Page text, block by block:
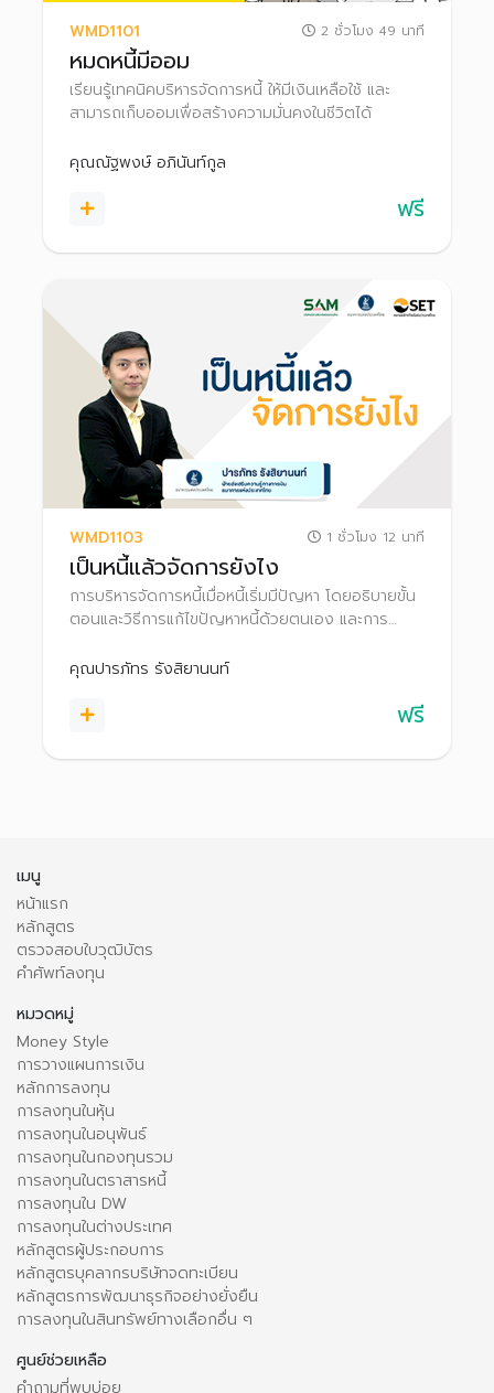
WMD1101 2 ชั่วโมง 49 นาที
หมดหนี้มีออม
เรียนรู้เทคนิคบริหารจัดการหนี้ ให้มีเงินเหลือใช้ และ
สามารถเก็บออมเพื่อสร้างความมั่นคงในชีวิตได้
คุณณัฐพงษ์ อภินันท์กูล
ฟรี
WMD1103 1 ชั่วโมง 12 นาที
เป็นหนี้แล้วจัดการยังไง
การบริหารจัดการหนี้เมื่อหนี้เริ่มมีปัญหา โดยอธิบายขั้น
ตอนและวิธีการแก้ไขปัญหาหนี้ด้วยตนเอง และการ
หนี้แล้ว หรือผู้ที่ภาระหนี้เริ่มพอกพูนกังวลว่าจะมีปัญหา
คุณปารภัทร รังสิยานนท์
ฟรี
เมนู
หน้าแรก
หลักสูตร
ตรวจสอบใบวุฒิบัตร
คำศัพท์ลงทุน
หมวดหมู่
Money Style
การวางแผนการเงิน
หลักการลงทุน
การลงทุนในหุ้น
การลงทุนในอนุพันธ์
การลงทุนในกองทุนรวม
การลงทุนในตราสารหนี้
การลงทุนใน DW
การลงทุนในต่างประเทศ
หลักสูตรผู้ประกอบการ
หลักสูตรบุคลากรบริษัทจดทะเบียน
หลักสูตรการพัฒนาธุรกิจอย่างยั่งยืน
การลงทุนในสินทรัพย์ทางเลือกอื่น ๆ
ศูนย์ช่วยเหลือ
คำถามที่พบบ่อย